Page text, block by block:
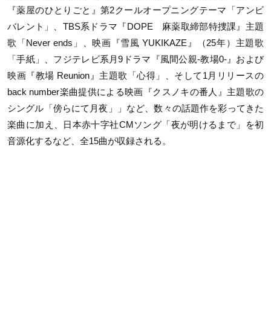
『薬屋のひとりごと』第2クールオープニングテーマ「アンビ
バレント」、TBS系ドラマ『DOPE 麻薬取締部特捜課』主題
歌「Never ends」、映画『雪風 YUKIKAZE』（25年）主題歌
「手紙」、フジテレビ系月9ドラマ『風間公親-教場0-』および
映画『教場 Reunion』主題歌「心得」、そして1月リリースの
back number楽曲提供による映画『クスノキの番人』主題歌の
シングル「傍らにて月夜」」など、数々の話題作を彩ってきた
楽曲に加え、日本赤十字社CMソング「夜が明けるまで」を初
音源化するなど、全15曲が収録される。